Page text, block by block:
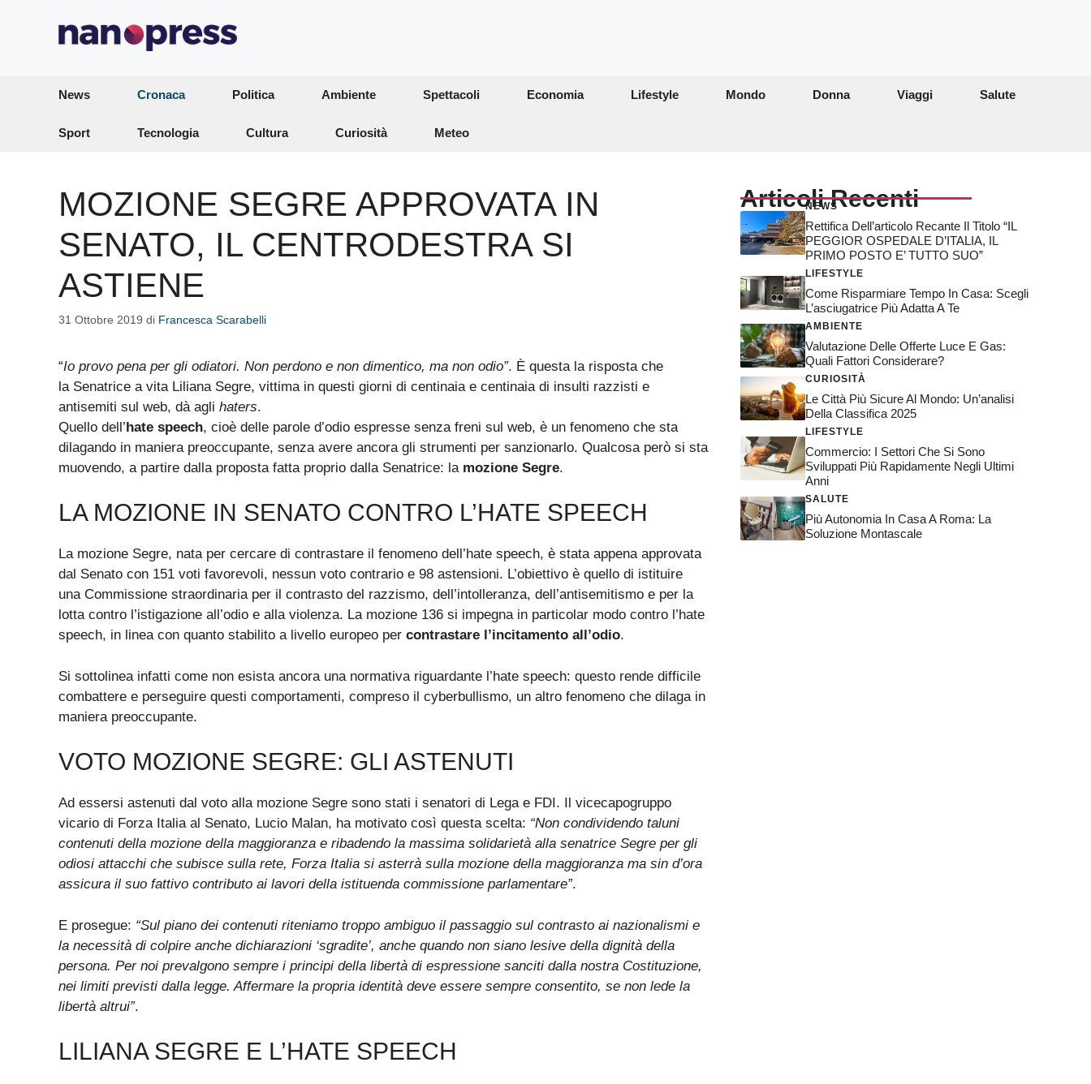
News Cronaca Politica Ambiente Spettacoli Economia Lifestyle Mondo Donna Viaggi Salute
Sport Tecnologia Cultura Curiosità Meteo
MOZIONE SEGRE APPROVATA IN
SENATO, IL CENTRODESTRA SI
ASTIENE
31 Ottobre 2019 di Francesca Scarabelli
“Io provo pena per gli odiatori. Non perdono e non dimentico, ma non odio”. È questa la risposta che
la Senatrice a vita Liliana Segre, vittima in questi giorni di centinaia e centinaia di insulti razzisti e
antisemiti sul web, dà agli haters.
Quello dell’hate speech, cioè delle parole d’odio espresse senza freni sul web, è un fenomeno che sta
dilagando in maniera preoccupante, senza avere ancora gli strumenti per sanzionarlo. Qualcosa però si sta
muovendo, a partire dalla proposta fatta proprio dalla Senatrice: la mozione Segre.
LA MOZIONE IN SENATO CONTRO L’HATE SPEECH
La mozione Segre, nata per cercare di contrastare il fenomeno dell’hate speech, è stata appena approvata
dal Senato con 151 voti favorevoli, nessun voto contrario e 98 astensioni. L’obiettivo è quello di istituire
una Commissione straordinaria per il contrasto del razzismo, dell’intolleranza, dell’antisemitismo e per la
lotta contro l’istigazione all’odio e alla violenza. La mozione 136 si impegna in particolar modo contro l’hate
speech, in linea con quanto stabilito a livello europeo per contrastare l’incitamento all’odio.
Si sottolinea infatti come non esista ancora una normativa riguardante l’hate speech: questo rende difficile
combattere e perseguire questi comportamenti, compreso il cyberbullismo, un altro fenomeno che dilaga in
maniera preoccupante.
VOTO MOZIONE SEGRE: GLI ASTENUTI
Ad essersi astenuti dal voto alla mozione Segre sono stati i senatori di Lega e FDI. Il vicecapogruppo
vicario di Forza Italia al Senato, Lucio Malan, ha motivato così questa scelta: “Non condividendo taluni
contenuti della mozione della maggioranza e ribadendo la massima solidarietà alla senatrice Segre per gli
odiosi attacchi che subisce sulla rete, Forza Italia si asterrà sulla mozione della maggioranza ma sin d’ora
assicura il suo fattivo contributo ai lavori della istituenda commissione parlamentare”.
E prosegue: “Sul piano dei contenuti riteniamo troppo ambiguo il passaggio sul contrasto ai nazionalismi e
la necessità di colpire anche dichiarazioni ‘sgradite’, anche quando non siano lesive della dignità della
persona. Per noi prevalgono sempre i principi della libertà di espressione sanciti dalla nostra Costituzione,
nei limiti previsti dalla legge. Affermare la propria identità deve essere sempre consentito, se non lede la
libertà altrui”.
LILIANA SEGRE E L’HATE SPEECH
Articoli Recenti
NEWS
Rettifica Dell’articolo Recante Il Titolo “IL
PEGGIOR OSPEDALE D’ITALIA, IL
PRIMO POSTO E’ TUTTO SUO”
LIFESTYLE
Come Risparmiare Tempo In Casa: Scegli
L’asciugatrice Più Adatta A Te
AMBIENTE
Valutazione Delle Offerte Luce E Gas:
Quali Fattori Considerare?
CURIOSITÀ
Le Città Più Sicure Al Mondo: Un’analisi
Della Classifica 2025
LIFESTYLE
Commercio: I Settori Che Si Sono
Sviluppati Più Rapidamente Negli Ultimi
Anni
SALUTE
Più Autonomia In Casa A Roma: La
Soluzione Montascale